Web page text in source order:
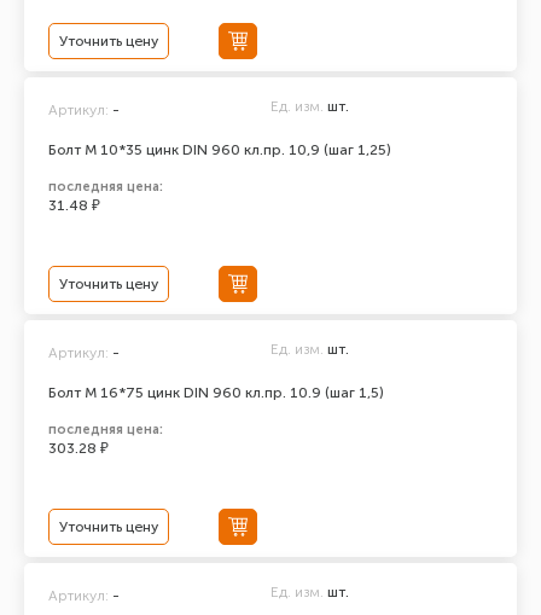
Уточнить цену
Болт М 10*35 цинк DIN 960 кл.пр. 10,9 (шаг 1,25)
Артикул: - Ед. изм. шт.
последняя цена:
31.48 ₽
Уточнить цену
Болт М 16*75 цинк DIN 960 кл.пр. 10.9 (шаг 1,5)
Артикул: - Ед. изм. шт.
последняя цена:
303.28 ₽
Уточнить цену
Артикул: - Ед. изм. шт.